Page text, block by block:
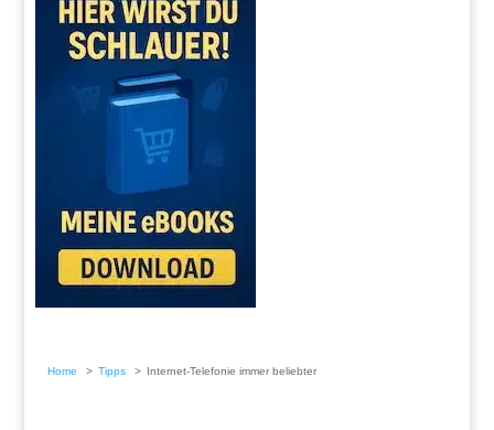
Home Tipps Internet-Telefonie immer beliebter